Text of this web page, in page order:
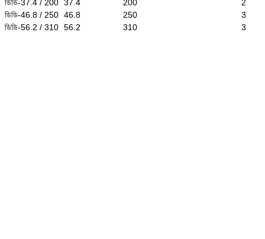
ডিডি-37.4 / 200 37.4 200
2
ডিডি-46.8 / 250 46.8 250
3
ডিডি-56.2 / 310 56.2 310 3